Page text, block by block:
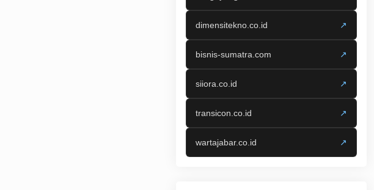
dimensitekno.co.id ↗
bisnis-sumatra.com ↗
siiora.co.id ↗
transicon.co.id ↗
wartajabar.co.id ↗